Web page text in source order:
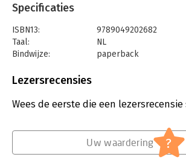
Brandende Vlakten, konden Eragon en zijn
heel wat beproevingen te wachten. Zo heeft
gezworen om zijn neef Roran te helpen
uit de klauwen van Koning Galbatorix te
verslaan?
Specificaties
ISBN13:
9789049202682
Taal:
NL
Bindwijze:
paperback
Uitgever:
Verschijningsdatum:
22-9-2023
Thrillers en
Het erfgoed
Lezersrecensies
Wees de eerste die een
Uw waardering ?